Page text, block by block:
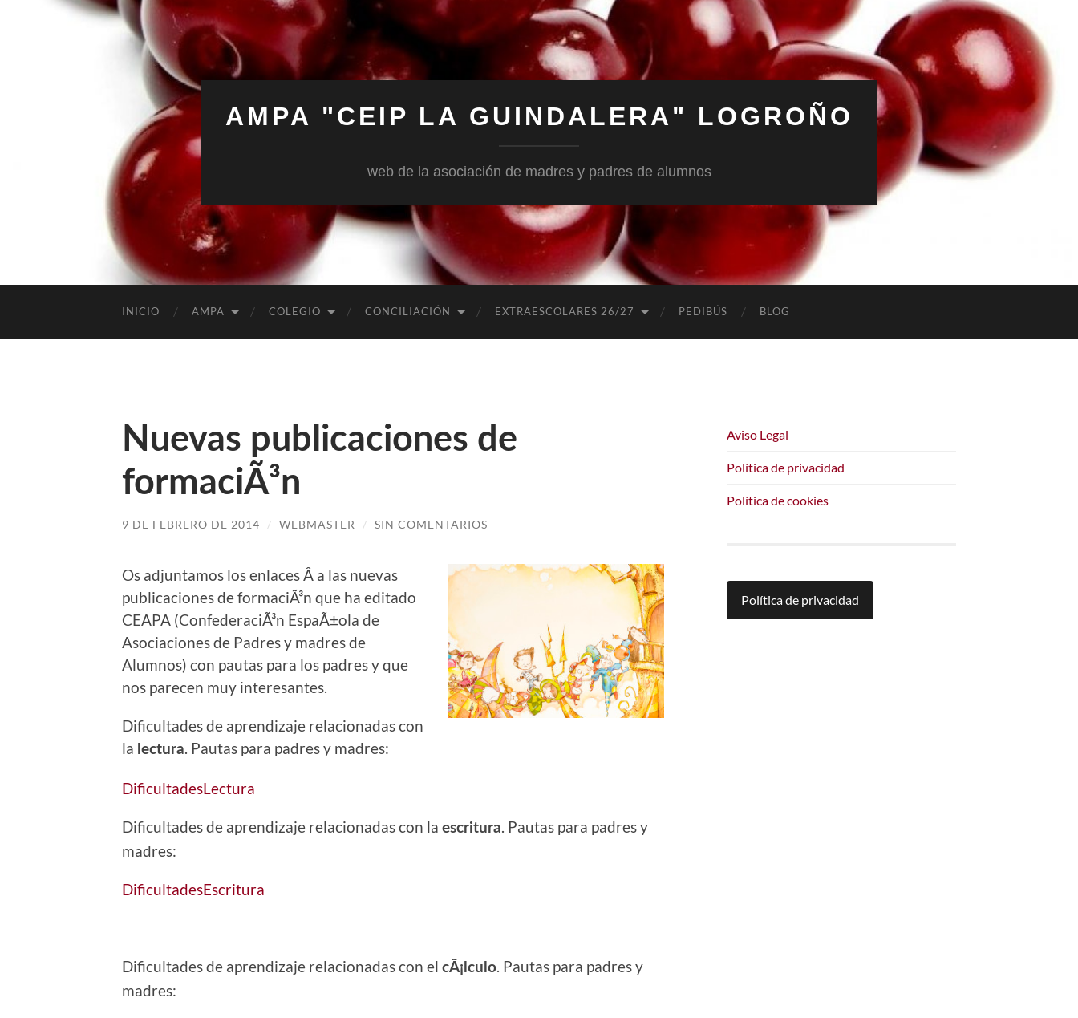
AMPA "CEIP LA GUINDALERA" LOGROÑO
web de la asociación de madres y padres de alumnos
INICIO AMPA COLEGIO CONCILIACIÓN EXTRAESCOLARES 26/27 PEDIBÚS BLOG
Nuevas publicaciones de
formaciÃ³n
9 DE FEBRERO DE 2014 / WEBMASTER / SIN COMENTARIOS
Os adjuntamos los enlaces Â a las nuevas
publicaciones de formaciÃ³n que ha editado
CEAPA (ConfederaciÃ³n EspaÃ±ola de
Asociaciones de Padres y madres de
Alumnos) con pautas para los padres y que
nos parecen muy interesantes.
Dificultades de aprendizaje relacionadas con
la lectura . Pautas para padres y madres:
DificultadesLectura
Dificultades de aprendizaje relacionadas con la escritura . Pautas para padres y
madres:
DificultadesEscritura
Dificultades de aprendizaje relacionadas con el cÃ¡lculo . Pautas para padres y
madres:
Aviso Legal
Política de privacidad
Política de cookies
Política de privacidad